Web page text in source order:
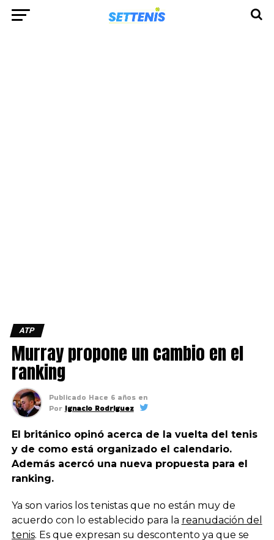
ATP
Murray propone un cambio en el
ranking
Publicado Hace 6 años en
Por Ignacio Rodriguez
El británico opinó acerca de la vuelta del tenis
y de como está organizado el calendario.
Además acercó una nueva propuesta para el
ranking.
Ya son varios los tenistas que no están muy de
acuerdo con lo establecido para la reanudación del
tenis. Es que expresan su descontento ya que se